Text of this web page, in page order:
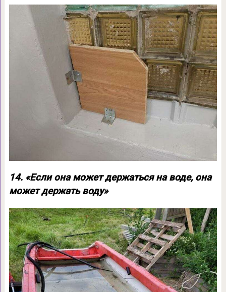
14. «Если она может держаться на воде, она
может держать воду»